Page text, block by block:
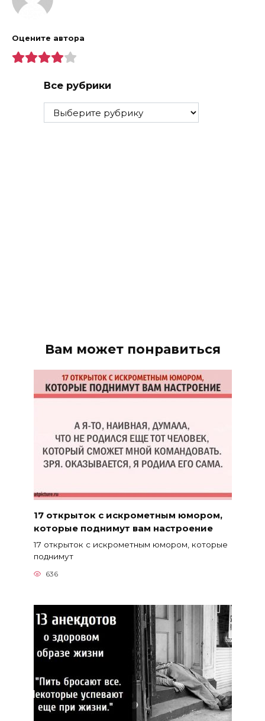
Оцените автора
Все рубрики
Все
рубрики
Вам может понравиться
17 открыток с искрометным юмором,
которые поднимут вам настроение
17 открыток с искрометным юмором, которые
поднимут
636